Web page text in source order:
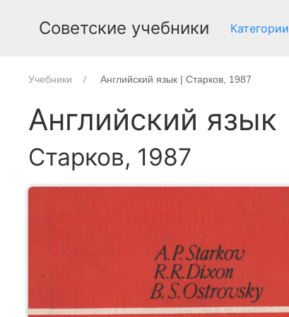
Советские учебники Категории
Учебники Английский язык | Старков, 1987
Английский язык
Старков, 1987